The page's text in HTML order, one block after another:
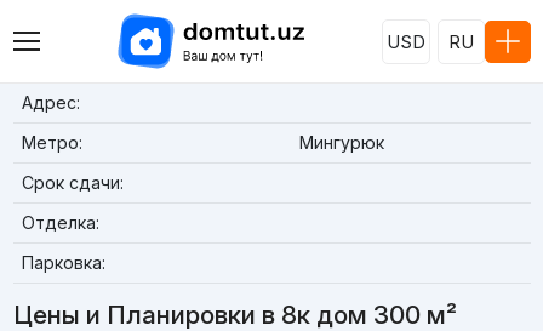
USD RU
Адрес:
Метро:
Мингурюк
Срок сдачи:
Отделка:
Парковка:
Цены и Планировки в 8к дом 300 м²